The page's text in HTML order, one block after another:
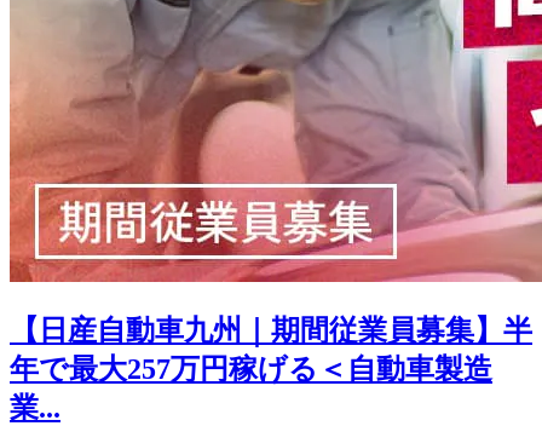
【日産自動車九州｜期間従業員募集】半
年で最大257万円稼げる＜自動車製造
業...